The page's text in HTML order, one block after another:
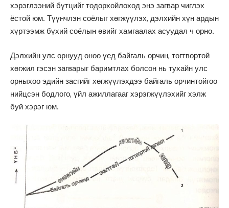
хэрэглээний бүтцийг тодорхойлоход энэ загвар чиглэх
ёстой юм. Түүнчлэн соёлыг хөгжүүлэх, дэлхийн хүн ардын
хүртээмж бүхий соёлын өвийг хамгаалах асуудал ч орно.
Дэлхийн улс орнууд өнөө үед байгаль орчин, тогтвортой
хөгжил гэсэн загварыг баримтлах болсон нь тухайн улс
орныхоо эдийн засгийг хөгжүүлэхдээ байгаль орчинтойгоо
нийцсэн бодлого, үйл ажиллагааг хэрэгжүүлэхийг хэлж
буй хэрэг юм.